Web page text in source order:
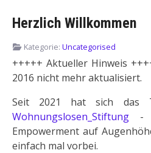
Herzlich Willkommen
Kategorie: Uncategorised
+++++ Aktueller Hinweis
2016 nicht mehr aktualisiert.
Seit 2021 hat sich das
Wohnungslosen_Stiftung -
Empowerment auf
einfach mal vorbei.